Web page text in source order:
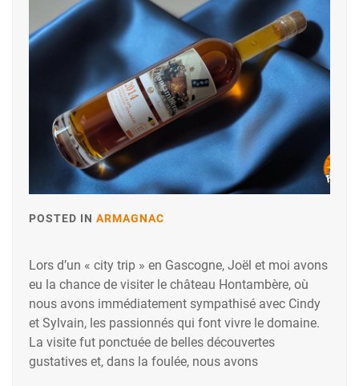
POSTED IN ARMAGNAC
Lors d’un « city trip » en Gascogne, Joël et moi avons
eu la chance de visiter le château Hontambère, où
nous avons immédiatement sympathisé avec Cindy
et Sylvain, les passionnés qui font vivre le domaine.
La visite fut ponctuée de belles découvertes
gustatives et, dans la foulée, nous avons